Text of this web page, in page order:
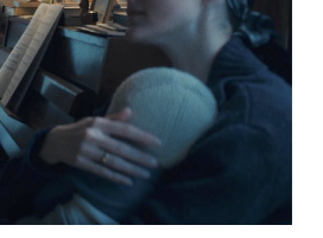
9 JUIN 2026